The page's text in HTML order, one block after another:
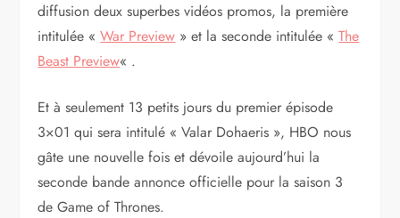
diffusion deux superbes vidéos promos, la première
intitulée «War Preview » et la seconde intitulée «The
Beast Preview« .
Et à seulement 13 petits jours du premier épisode
3×01 qui sera intitulé « Valar Dohaeris », HBO nous
gâte une nouvelle fois et dévoile aujourd’hui la
seconde bande annonce officielle pour la saison 3
de Game of Thrones.